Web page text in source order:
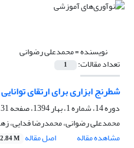
نویسنده =محمدعلی رضوانی
تعداد مقالات: 1
شطرنج ابزاری برای ارتقای
دوره 14، شماره 1، بهار 1394، صفحه
159
محمدعلی رضوانی، محمدرضا فدایی،
مشاهده مقاله
اصل مقاله 2.84 M